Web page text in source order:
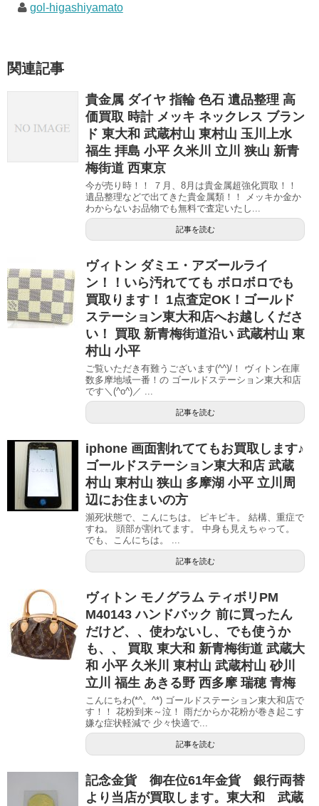
gol-higashiyamato
関連記事
貴金属 ダイヤ 指輪 色石 遺品整理 高
価買取 時計 メッキ ネックレス ブラン
ド 東大和 武蔵村山 東村山 玉川上水
福生 拝島 小平 久米川 立川 狭山 新青
梅街道 西東京
今が売り時！！ ７月、8月は貴金属超強化買取！！
遺品整理などで出てきた貴金属類！！ メッキか金か
わからないお品物でも無料で査定いたし...
記事を読む
ヴィトン ダミエ・アズールライ
ン！！いら汚れてても ボロボロでも
買取ります！ 1点査定OK！ゴールド
ステーション東大和店へお越しくださ
い！ 買取 新青梅街道沿い 武蔵村山 東
村山 小平
ご覧いただき有難うございます(^^)/！ ヴィトン在庫
数多摩地域一番！の ゴールドステーション東大和店
です＼(^o^)／ ...
記事を読む
iphone 画面割れててもお買取します♪
ゴールドステーション東大和店 武蔵
村山 東村山 狭山 多摩湖 小平 立川周
辺にお住まいの方
瀕死状態で、こんにちは。 ピキピキ。 結構、重症で
すね。 頭部が割れてます。 中身も見えちゃって。
でも、こんにちは。 ...
記事を読む
ヴィトン モノグラム ティボリPM
M40143 ハンドバック 前に買ったん
だけど、、使わないし、でも使うか
も、、 買取 東大和 新青梅街道 武蔵大
和 小平 久米川 東村山 武蔵村山 砂川
立川 福生 あきる野 西多摩 瑞穂 青梅
こんにちわ(*^。^*) ゴールドステーション東大和店で
す！！ 花粉到来～泣！ 雨だからか花粉が巻き起こす
嫌な症状軽減で 少々快適で...
記事を読む
記念金貨 御在位61年金貨 銀行両替
より当店が買取します。東大和 武蔵